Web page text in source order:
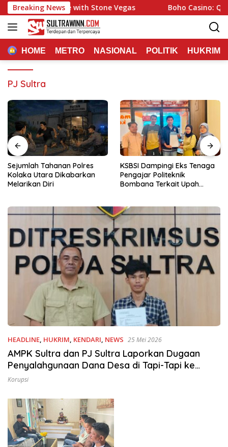
Langsung
ke
konten
Breaking News
Experience with Stone Vegas Boho Casino: Quick
HOME METRO NASIONAL POLITIK HUKRIM
PJ Sultra
Sejumlah Tahanan Polres
Kolaka Utara Dikabarkan
Melarikan Diri
KSBSI Dampingi Eks Tenaga
Pengajar Politeknik
Bombana Terkait Upah
HEADLINE, HUKRIM, KENDARI, NEWS 25 Mei 2026
AMPK Sultra dan PJ Sultra Laporkan Dugaan
Penyalahgunaan Dana Desa di Tapi-Tapi ke
Polda Sultra
Korupsi